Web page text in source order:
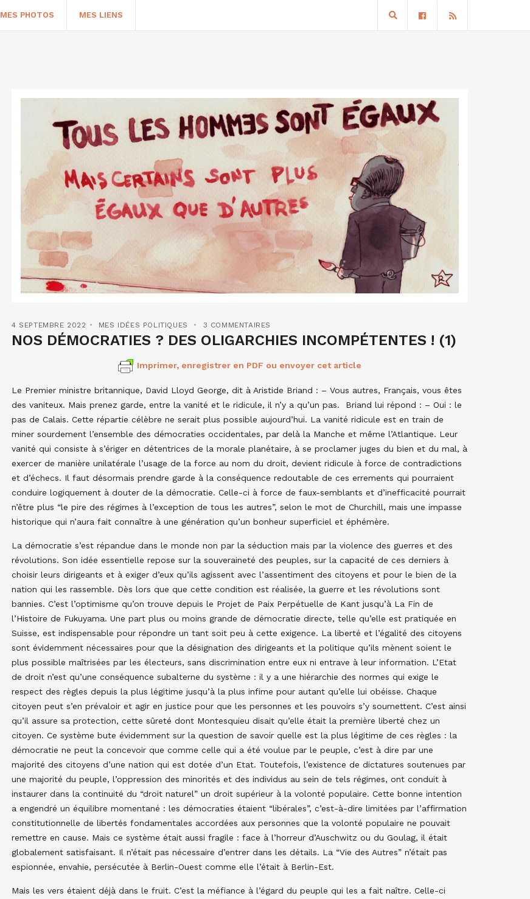
MES PHOTOS MES LIENS
4 SEPTEMBRE 2022 MES IDÉES POLITIQUES 3 COMMENTAIRES
NOS DÉMOCRATIES ? DES OLIGARCHIES INCOMPÉTENTES ! (1)
Imprimer, enregistrer en PDF ou envoyer cet article
Le Premier ministre britannique, David Lloyd George, dit à Aristide Briand : – Vous autres, Français, vous êtes
des vaniteux. Mais prenez garde, entre la vanité et le ridicule, il n’y a qu’un pas. Briand lui répond : – Oui : le
pas de Calais. Cette répartie célèbre ne serait plus possible aujourd’hui. La vanité ridicule est en train de
miner sourdement l’ensemble des démocraties occidentales, par delà la Manche et même l’Atlantique. Leur
vanité qui consiste à s’ériger en détentrices de la morale planétaire, à se proclamer juges du bien et du mal, à
exercer de manière unilatérale l’usage de la force au nom du droit, devient ridicule à force de contradictions
et d’échecs. Il faut désormais prendre garde à la conséquence redoutable de ces errements qui pourraient
conduire logiquement à douter de la démocratie. Celle-ci à force de faux-semblants et d’inefficacité pourrait
n’être plus “le pire des régimes à l’exception de tous les autres”, selon le mot de Churchill, mais une impasse
historique qui n’aura fait connaître à une génération qu’un bonheur superficiel et éphémère.
La démocratie s’est répandue dans le monde non par la séduction mais par la violence des guerres et des
révolutions. Son idée essentielle repose sur la souveraineté des peuples, sur la capacité de ces derniers à
choisir leurs dirigeants et à exiger d’eux qu’ils agissent avec l’assentiment des citoyens et pour le bien de la
nation qui les rassemble. Dès lors que que cette condition est réalisée, la guerre et les révolutions sont
bannies. C’est l’optimisme qu’on trouve depuis le Projet de Paix Perpétuelle de Kant jusqu’à La Fin de
l’Histoire de Fukuyama. Une part plus ou moins grande de démocratie directe, telle qu’elle est pratiquée en
Suisse, est indispensable pour répondre un tant soit peu à cette exigence. La liberté et l’égalité des citoyens
sont évidemment nécessaires pour que la désignation des dirigeants et la politique qu’ils mènent soient le
plus possible maîtrisées par les électeurs, sans discrimination entre eux ni entrave à leur information. L’Etat
de droit n’est qu’une conséquence subalterne du système : il y a une hiérarchie des normes qui exige le
respect des règles depuis la plus légitime jusqu’à la plus infime pour autant qu’elle lui obéisse. Chaque
citoyen peut s’en prévaloir et agir en justice pour que les personnes et les pouvoirs s’y soumettent. C’est ainsi
qu’il assure sa protection, cette sûreté dont Montesquieu disait qu’elle était la première liberté chez un
citoyen. Ce système bute évidemment sur la question de savoir quelle est la plus légitime de ces règles : la
démocratie ne peut la concevoir que comme celle qui a été voulue par le peuple, c’est à dire par une
majorité des citoyens d’une nation qui est dotée d’un Etat. Toutefois, l’existence de dictatures soutenues par
une majorité du peuple, l’oppression des minorités et des individus au sein de tels régimes, ont conduit à
instaurer dans la continuité du “droit naturel” un droit supérieur à la volonté populaire. Cette bonne intention
a engendré un équilibre momentané : les démocraties étaient “libérales”, c’est-à-dire limitées par l’affirmation
constitutionnelle de libertés fondamentales accordées aux personnes que la volonté populaire ne pouvait
remettre en cause. Mais ce système était aussi fragile : face à l’horreur d’Auschwitz ou du Goulag, il était
globalement satisfaisant. Il n’était pas nécessaire d’entrer dans les détails. La “Vie des Autres” n’était pas
espionnée, envahie, persécutée à Berlin-Ouest comme elle l’était à Berlin-Est.
Mais les vers étaient déjà dans le fruit. C’est la méfiance à l’égard du peuple qui les a fait naître. Celle-ci